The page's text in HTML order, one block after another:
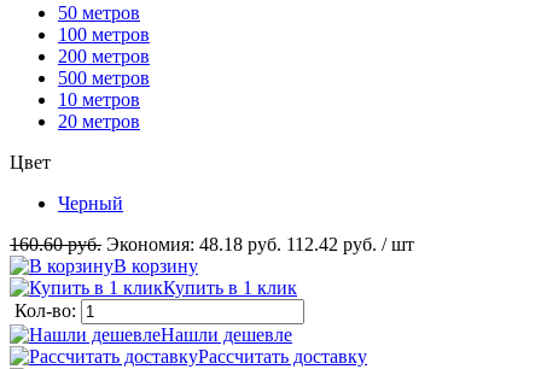
50 метров
100 метров
200 метров
500 метров
10 метров
20 метров
Цвет
Черный
160.60 руб. Экономия: 48.18 руб. 112.42 руб. / шт
В корзину
Купить в 1 клик
Кол-во:
Нашли дешевле
Рассчитать доставку